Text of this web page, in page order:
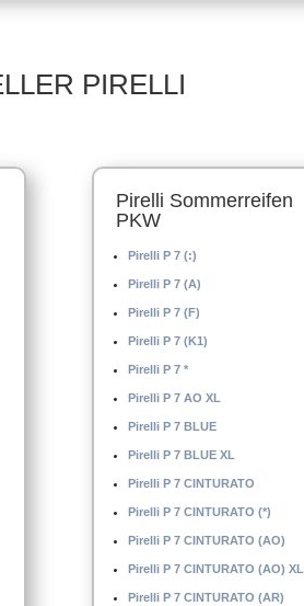
PIRELLI
Pirelli Sommerreifen
PKW
Pirelli P 7 (:)
Pirelli P 7 (A)
Pirelli P 7 (F)
Pirelli P 7 (K1)
Pirelli P 7 *
Pirelli P 7 AO XL
Pirelli P 7 BLUE
Pirelli P 7 BLUE XL
Pirelli P 7 CINTURATO
Pirelli P 7 CINTURATO (*)
Pirelli P 7 CINTURATO (AO)
Pirelli P 7 CINTURATO (AO) XL
Pirelli P 7 CINTURATO (AR)